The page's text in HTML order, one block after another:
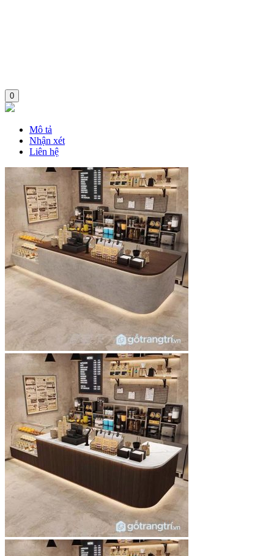
0
Mô tả
Nhận xét
Liên hệ